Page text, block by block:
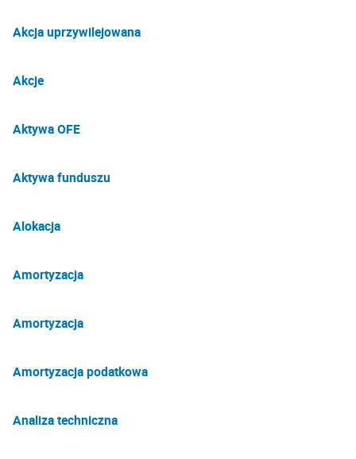
Akcja uprzywilejowana
Akcje
Aktywa OFE
Aktywa funduszu
Alokacja
Amortyzacja
Amortyzacja
Amortyzacja podatkowa
Analiza techniczna